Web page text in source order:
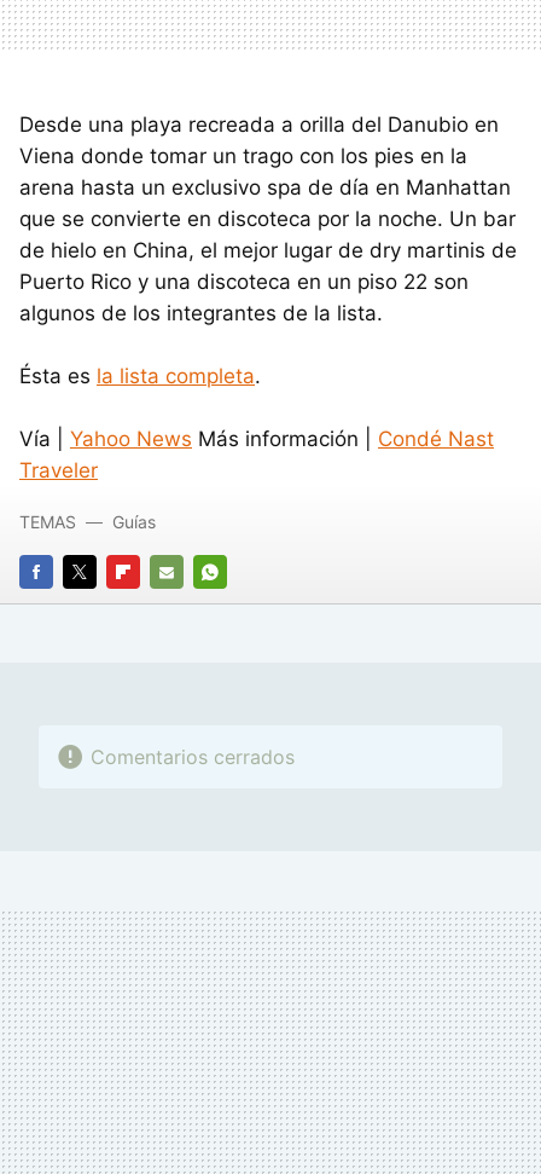
Desde una playa recreada a orilla del Danubio en
Viena donde tomar un trago con los pies en la
arena hasta un exclusivo spa de día en Manhattan
que se convierte en discoteca por la noche. Un bar
de hielo en China, el mejor lugar de dry martinis de
Puerto Rico y una discoteca en un piso 22 son
algunos de los integrantes de la lista.
Ésta es la lista completa.
Vía | Yahoo News Más información | Condé Nast
Traveler
FACEBOOK
TWITTERFLIPBOARD
E-
WHATSAPP
TEMAS Guías
Comentarios cerrados